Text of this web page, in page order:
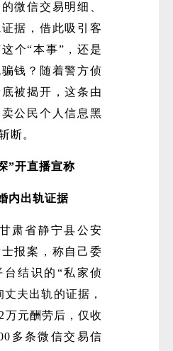
微信交易明细、
据，借此吸引客
个“本事”，还是
钱？随着警方侦
被揭开，这条由
公民个人信息黑
断。
”开直播宣称
内出轨证据
肃省静宁县公安
报案，称自己委
台结识的“私家侦
夫出轨的证据，
万元酬劳后，仅收
多条微信交易信